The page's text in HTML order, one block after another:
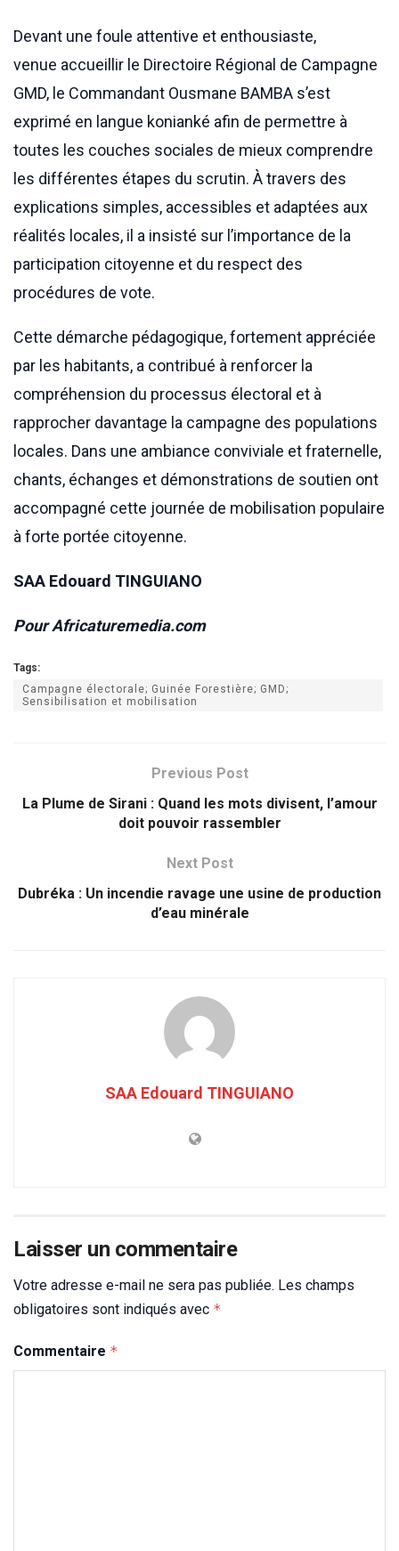
Devant une foule attentive et enthousiaste,
venue accueillir le Directoire Régional de Campagne
GMD, le Commandant Ousmane BAMBA s’est
exprimé en langue konianké afin de permettre à
toutes les couches sociales de mieux comprendre
les différentes étapes du scrutin. À travers des
explications simples, accessibles et adaptées aux
réalités locales, il a insisté sur l’importance de la
participation citoyenne et du respect des
procédures de vote.
Cette démarche pédagogique, fortement appréciée
par les habitants, a contribué à renforcer la
compréhension du processus électoral et à
rapprocher davantage la campagne des populations
locales. Dans une ambiance conviviale et fraternelle,
chants, échanges et démonstrations de soutien ont
accompagné cette journée de mobilisation populaire
à forte portée citoyenne.
SAA Edouard TINGUIANO
Pour Africaturemedia.com
Tags:
Campagne électorale; Guinée Forestière; GMD;
Sensibilisation et mobilisation
Previous Post
La Plume de Sirani : Quand les mots divisent, l’amour
doit pouvoir rassembler
Next Post
Dubréka : Un incendie ravage une usine de production
d’eau minérale
SAA Edouard TINGUIANO
Laisser un commentaire
Votre adresse e-mail ne sera pas publiée. Les champs
obligatoires sont indiqués avec *
Commentaire *